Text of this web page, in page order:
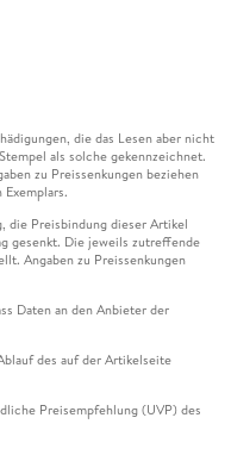
die das Lesen aber nicht
als solche gekennzeichnet.
zu Preissenkungen beziehen
die Preisbindung dieser Artikel
gesenkt. Die jeweils zutreffende
Angaben zu Preissenkungen
Daten an den Anbieter der
des auf der Artikelseite
Preisempfehlung (UVP) des